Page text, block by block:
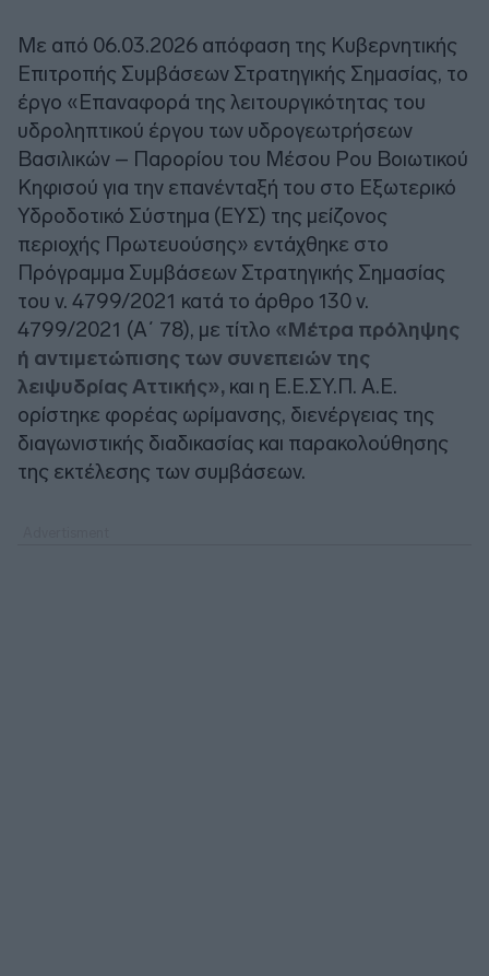
Με από 06.03.2026 απόφαση της Κυβερνητικής
Επιτροπής Συμβάσεων Στρατηγικής Σημασίας, το
έργο «Επαναφορά της λειτουργικότητας του
υδροληπτικού έργου των υδρογεωτρήσεων
Βασιλικών – Παρορίου του Μέσου Ρου Βοιωτικού
Κηφισού για την επανένταξή του στο Εξωτερικό
Υδροδοτικό Σύστημα (ΕΥΣ) της μείζονος
περιοχής Πρωτευούσης» εντάχθηκε στο
Πρόγραμμα Συμβάσεων Στρατηγικής Σημασίας
του ν. 4799/2021 κατά το άρθρο 130 ν.
4799/2021 (Α΄ 78), με τίτλο «Μέτρα πρόληψης
ή αντιμετώπισης των συνεπειών της
λειψυδρίας Αττικής», και η Ε.Ε.ΣΥ.Π. Α.Ε.
ορίστηκε φορέας ωρίμανσης, διενέργειας της
διαγωνιστικής διαδικασίας και παρακολούθησης
της εκτέλεσης των συμβάσεων.